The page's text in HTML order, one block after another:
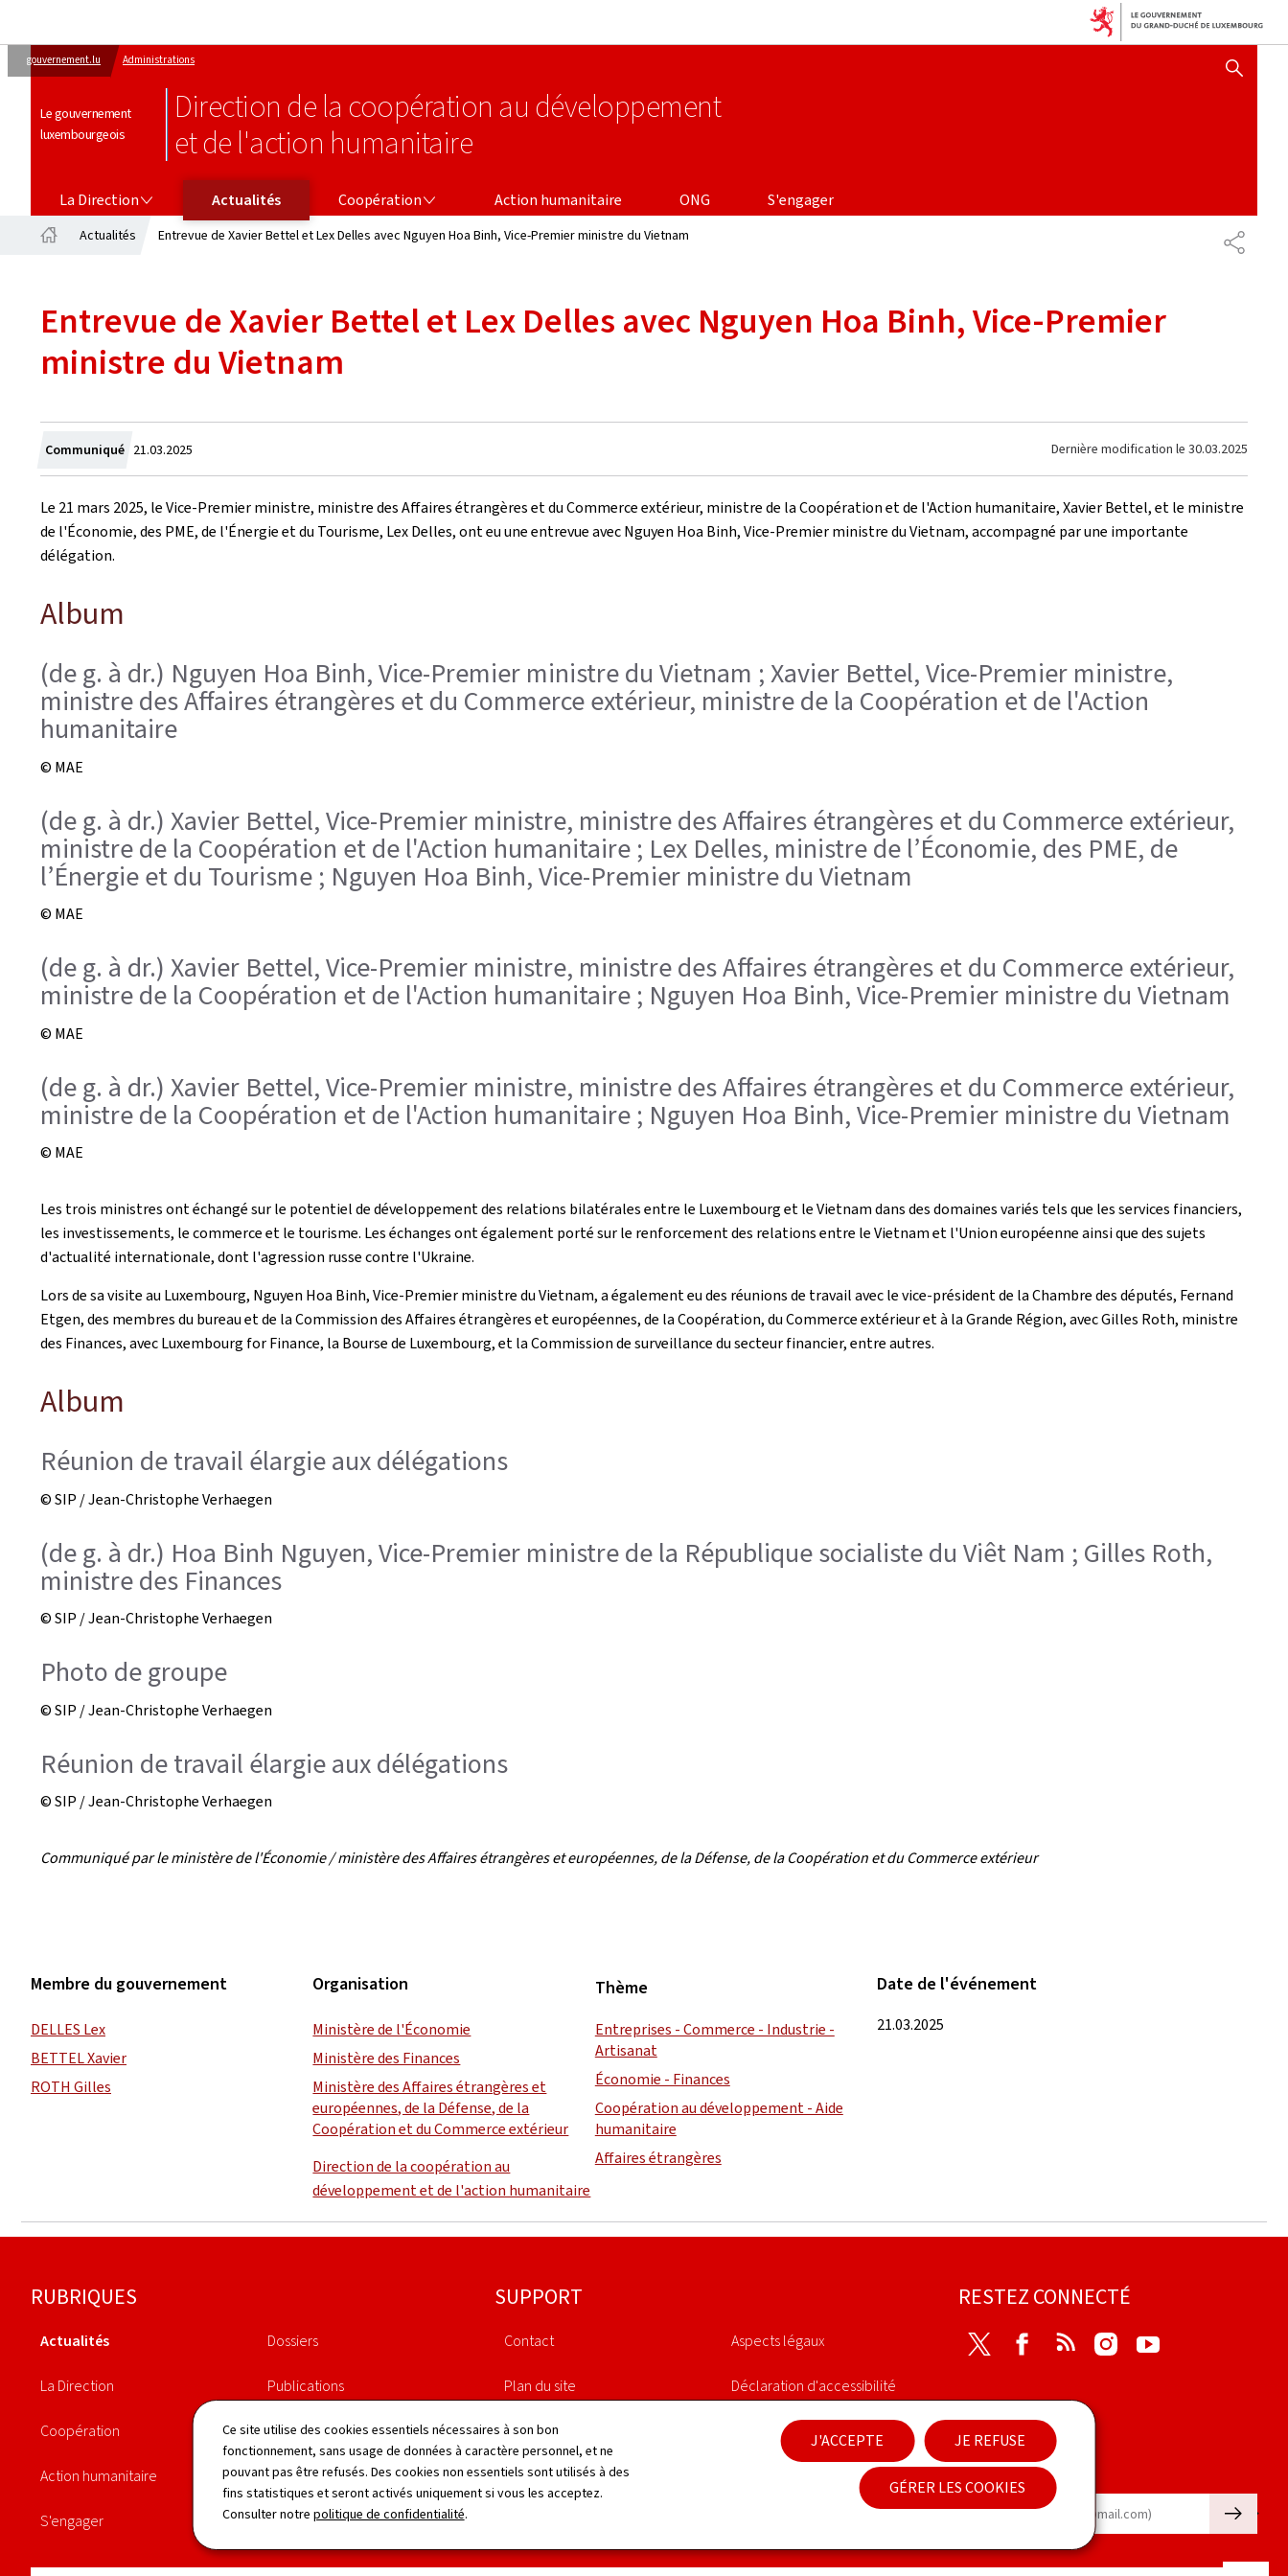
Ce site utilise des cookies essentiels nécessaires à son bon
fonctionnement, sans usage de données à caractère personnel, et ne
pouvant pas être refusés. Des cookies non essentiels sont utilisés à des
fins statistiques et seront activés uniquement si vous les acceptez.
Consulter notre politique de confidentialité.
J'ACCEPTE JE REFUSE
GÉRER LES COOKIES
gouvernement.lu Administrations
Le gouvernement
luxembourgeois
Direction de la coopération au développement
et de l'action humanitaire
AFFICHER / MASQUER
La Direction Actualités Coopération
COOPÉRATION
Action humanitaire ONG
S'engager
Actualités Entrevue de Xavier Bettel et Lex Delles avec Nguyen Hoa Binh, Vice-Premier ministre du Vietnam
Entrevue de Xavier Bettel et Lex Delles avec Nguyen Hoa Binh, Vice-Premier
ministre du Vietnam
Communiqué Crée
le
21.03.2025 Dernière modification le 30.03.2025
Le 21 mars 2025, le Vice-Premier ministre, ministre des Affaires étrangères et du Commerce extérieur, ministre de la Coopération et de l'Action humanitaire, Xavier Bettel, et le ministre
de l'Économie, des PME, de l'Énergie et du Tourisme, Lex Delles, ont eu une entrevue avec Nguyen Hoa Binh, Vice-Premier ministre du Vietnam, accompagné par une importante
délégation.
Album
(de g. à dr.) Nguyen Hoa Binh, Vice-Premier ministre du Vietnam ; Xavier Bettel, Vice-Premier ministre,
ministre des Affaires étrangères et du Commerce extérieur, ministre de la Coopération et de l'Action
humanitaire
© MAE
(de g. à dr.) Xavier Bettel, Vice-Premier ministre, ministre des Affaires étrangères et du Commerce extérieur,
ministre de la Coopération et de l'Action humanitaire ; Lex Delles, ministre de l’Économie, des PME, de
l’Énergie et du Tourisme ; Nguyen Hoa Binh, Vice-Premier ministre du Vietnam
© MAE
(de g. à dr.) Xavier Bettel, Vice-Premier ministre, ministre des Affaires étrangères et du Commerce extérieur,
ministre de la Coopération et de l'Action humanitaire ; Nguyen Hoa Binh, Vice-Premier ministre du Vietnam
© MAE
(de g. à dr.) Xavier Bettel, Vice-Premier ministre, ministre des Affaires étrangères et du Commerce extérieur,
ministre de la Coopération et de l'Action humanitaire ; Nguyen Hoa Binh, Vice-Premier ministre du Vietnam
© MAE
Les trois ministres ont échangé sur le potentiel de développement des relations bilatérales entre le Luxembourg et le Vietnam dans des domaines variés tels que les services financiers,
les investissements, le commerce et le tourisme. Les échanges ont également porté sur le renforcement des relations entre le Vietnam et l'Union européenne ainsi que des sujets
d'actualité internationale, dont l'agression russe contre l'Ukraine.
Lors de sa visite au Luxembourg, Nguyen Hoa Binh, Vice-Premier ministre du Vietnam, a également eu des réunions de travail avec le vice-président de la Chambre des députés, Fernand
Etgen, des membres du bureau et de la Commission des Affaires étrangères et européennes, de la Coopération, du Commerce extérieur et à la Grande Région, avec Gilles Roth, ministre
des Finances, avec Luxembourg for Finance, la Bourse de Luxembourg, et la Commission de surveillance du secteur financier, entre autres.
Album
Réunion de travail élargie aux délégations
© SIP / Jean-Christophe Verhaegen
(de g. à dr.) Hoa Binh Nguyen, Vice-Premier ministre de la République socialiste du Viêt Nam ; Gilles Roth,
ministre des Finances
© SIP / Jean-Christophe Verhaegen
Photo de groupe
© SIP / Jean-Christophe Verhaegen
Réunion de travail élargie aux délégations
© SIP / Jean-Christophe Verhaegen
Communiqué par le ministère de l'Économie / ministère des Affaires étrangères et européennes, de la Défense, de la Coopération et du Commerce extérieur
Membre du gouvernement
DELLES Lex
BETTEL Xavier
ROTH Gilles
Organisation
Ministère de l'Économie
Ministère des Finances
Ministère des Affaires étrangères et
européennes, de la Défense, de la
Coopération et du Commerce extérieur
Direction de la coopération au
développement et de l'action humanitaire
Thème
Entreprises - Commerce - Industrie -
Artisanat
Économie - Finances
Coopération au développement - Aide
humanitaire
Affaires étrangères
Date de l'événement
21.03.2025
Pied
de
RUBRIQUES
Actualités
La Direction
Coopération
Action humanitaire
S'engager
Dossiers
Publications
Agenda
Législation
Annuaire
SUPPORT
Contact
Plan du site
À propos du site
Aspects légaux
Déclaration d'accessibilité
Gestion des cookies
RESTEZ CONNECTÉ
Twitter Facebook
RSS Instagram
E-mail
🡒